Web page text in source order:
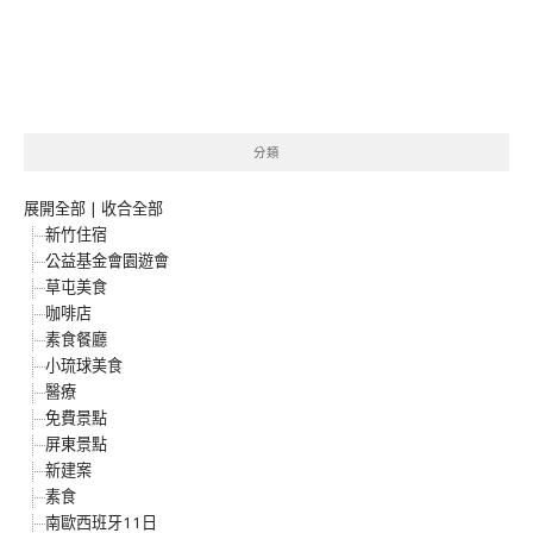
分類
展開全部 | 收合全部
新竹住宿
公益基金會園遊會
草屯美食
咖啡店
素食餐廳
小琉球美食
醫療
免費景點
屏東景點
新建案
素食
南歐西班牙11日